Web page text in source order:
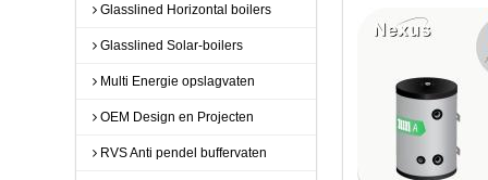
Glasslined Horizontal boilers
Glasslined Solar-boilers
Multi Energie opslagvaten
OEM Design en Projecten
RVS Anti pendel buffervaten